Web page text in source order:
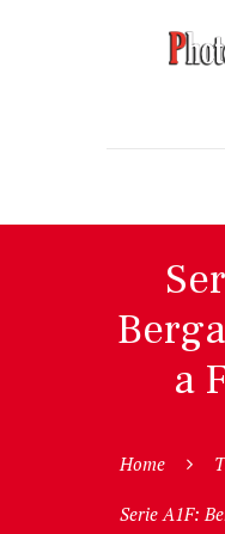
a
Home
Serie A1F: